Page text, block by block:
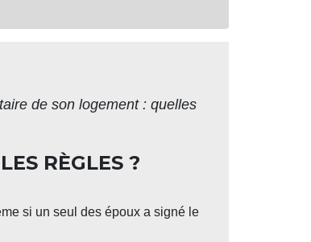
de son logement : quelles
RÈGLES ?
si un seul des époux a signé le